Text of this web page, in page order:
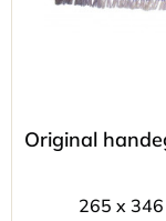
Original
265 x 346